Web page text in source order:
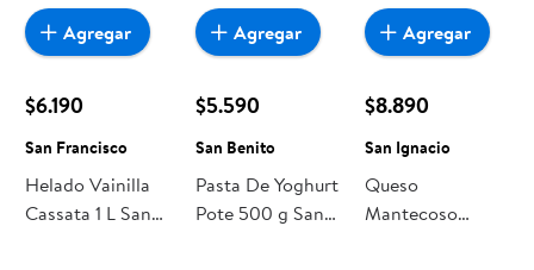
$6.190
San Francisco
Helado Vainilla
Cassata 1 L San
Agregar
$5.590
San Benito
Pasta De Yoghurt
Pote 500 g San
Agregar
$8.890
San Ignacio
Queso
Mantecoso
Agregar